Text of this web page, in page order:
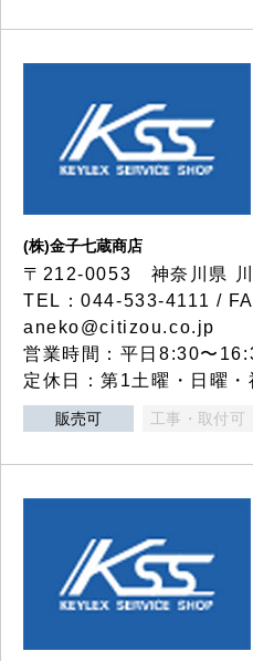
(株)金子七蔵商店
〒212-0053 神奈川県 川
TEL：044-533-4111 /
aneko@citizou.co.jp
営業時間：平日8:30〜
定休日：第1土曜・日曜・
販売可 工事・取付可